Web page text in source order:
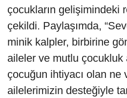
çocukların gelişimindeki
çekildi. Paylaşımda,
minik kalpler, birbirine
aileler ve mutlu çocukluk
çocuğun ihtiyacı olan ne
ailelerimizin desteğiyle